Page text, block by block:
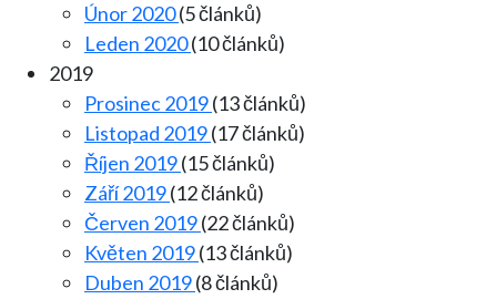
Únor 2020(5 článků)
Leden 2020(10 článků)
2019
Prosinec 2019(13 článků)
Listopad 2019(17 článků)
Říjen 2019(15 článků)
Září 2019(12 článků)
Červen 2019(22 článků)
Květen 2019(13 článků)
Duben 2019(8 článků)